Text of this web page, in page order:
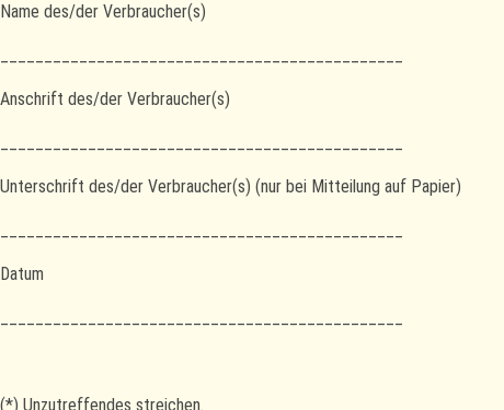
Name des/der Verbraucher(s)
Anschrift des/der Verbraucher(s)
Unterschrift des/der Verbraucher(s) (nur bei Mitteilung auf Papier)
Datum
(*) Unzutreffendes streichen.